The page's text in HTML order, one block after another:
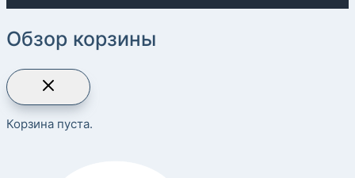
Обзор корзины
Корзина пуста.